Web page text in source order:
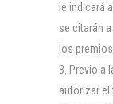
le indicará
se citarán
los premios.
Previo a
autorizar